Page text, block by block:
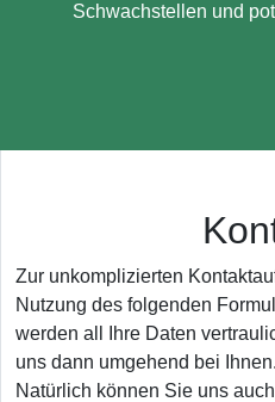
Schwachstellen und
Zur unkomplizierten
Nutzung des folgenden
werden all Ihre Daten
uns dann umgehend bei Ihnen.
Natürlich können Sie uns